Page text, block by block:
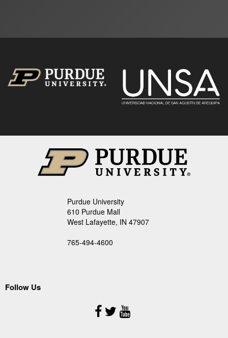
Purdue University
610 Purdue Mall
West Lafayette, IN 47907
765-494-4600
Follow Us
Follow
Us